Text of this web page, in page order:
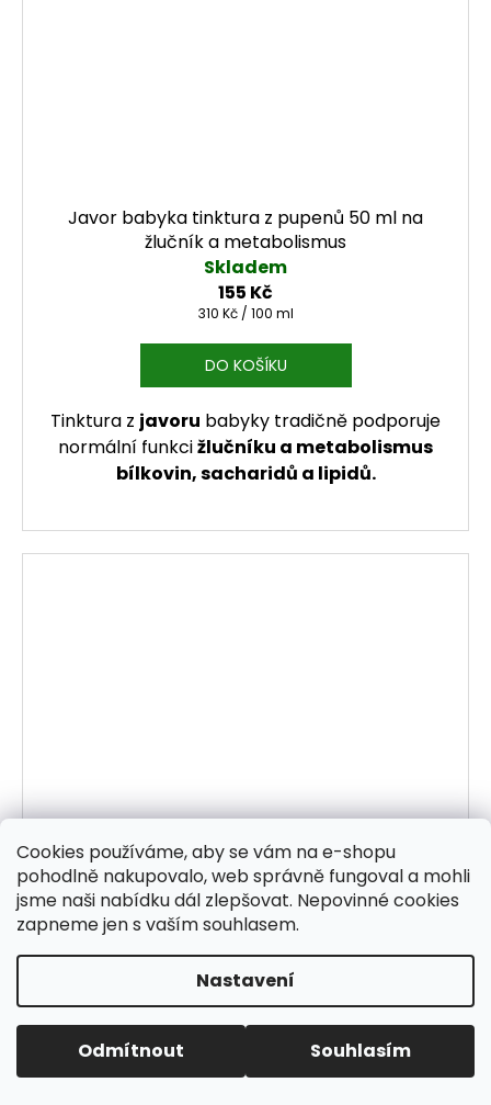
Cookies používáme, aby se vám na e-shopu
pohodlně nakupovalo, web správně fungoval a mohli
jsme naši nabídku dál zlepšovat. Nepovinné cookies
zapneme jen s vaším souhlasem.
Nastavení
Odmítnout Souhlasím
Javor babyka tinktura z pupenů 50 ml na
žlučník a metabolismus
Skladem
155 Kč
Měrná cena:
310 Kč / 100 ml
DO KOŠÍKU
Tinktura z javoru babyky tradičně podporuje
normální funkcižlučníku a metabolismus
bílkovin, sacharidů a lipidů.